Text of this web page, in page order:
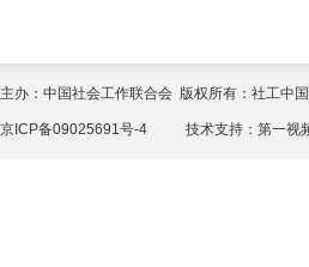
主办：中国社会工作联合会 版权所有：社工中
京ICP备09025691号-4 技术支持： 第一视